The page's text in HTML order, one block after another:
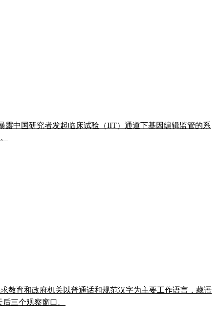
露中国研究者发起临床试验（IIT）通道下基因编辑监管的系
教育和政府机关以普通话和规范汉字为主要工作语言，藏语
三个观察窗口。